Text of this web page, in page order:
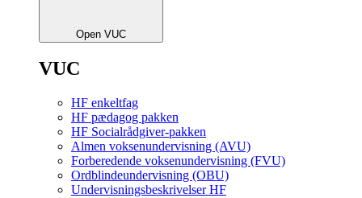
Open VUC
VUC
HF enkeltfag
HF pædagog pakken
HF Socialrådgiver-pakken
Almen voksenundervisning (AVU)
Forberedende voksenundervisning (FVU)
Ordblindeundervisning (OBU)
Undervisningsbeskrivelser HF